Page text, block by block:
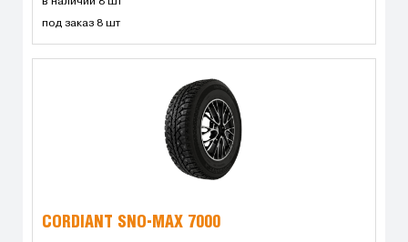
в наличии 8 шт
под заказ 8 шт
CORDIANT SNO-MAX 7000